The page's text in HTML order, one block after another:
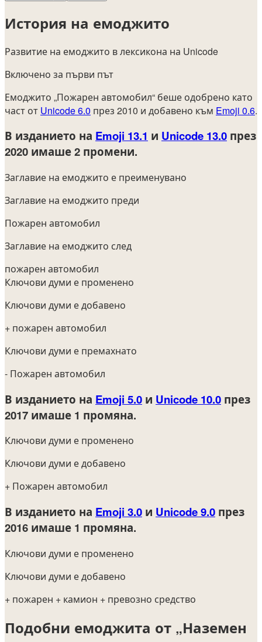
История на емоджито
Развитие на емоджито в лексикона на Unicode
Включено за първи път
Емоджито „Пожарен автомобил“ беше одобрено като
част от Unicode 6.0 през 2010 и добавено към Emoji 0.6.
В изданието на Emoji 13.1 и Unicode 13.0 през
2020 имаше 2 промени.
Заглавие на емоджито е преименувано
Заглавие на емоджито преди
Пожарен автомобил
Заглавие на емоджито след
пожарен автомобил
Ключови думи е променено
Ключови думи е добавено
+ пожарен автомобил
Ключови думи е премахнато
- Пожарен автомобил
В изданието на Emoji 5.0 и Unicode 10.0 през
2017 имаше 1 промяна.
Ключови думи е променено
Ключови думи е добавено
+ Пожарен автомобил
В изданието на Emoji 3.0 и Unicode 9.0 през
2016 имаше 1 промяна.
Ключови думи е променено
Ключови думи е добавено
+ пожарен + камион + превозно средство
Подобни емоджита от „Наземен